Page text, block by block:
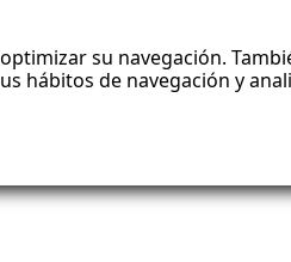
su navegación.
hábitos de navegación y